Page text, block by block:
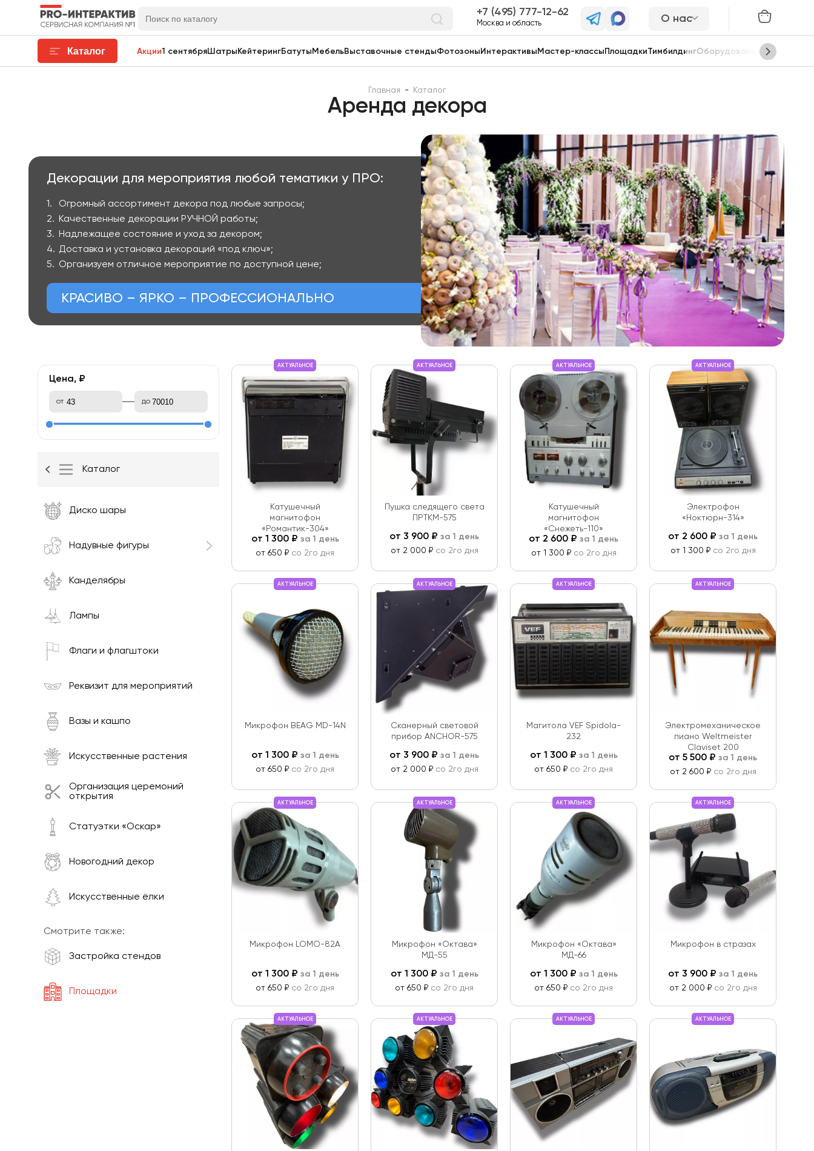
7 (495) 777-12-62
Москва и область О нас
Каталог Акции1 сентябряШатры КейтерингБатуты МебельВыставочные стендыФотозоны Интерактивы Мастер-классы ПлощадкиТимбилдингОборудование Сцены
Главная - Каталог
Аренда декора
Декорации для мероприятия любой тематики у ПРО:
Огромный ассортимент декора под любые запросы;
Качественные декорации РУЧНОЙ работы;
Надлежащее состояние и уход за декором;
Доставка и установка декораций «под ключ»;
Организуем отличное мероприятие по доступной цене;
КРАСИВО – ЯРКО – ПРОФЕССИОНАЛЬНО
Цена, ₽
от до
Каталог
Диско шары
Надувные фигуры
Канделябры
Лампы
Флаги и флагштоки
Реквизит для мероприятий
Вазы и кашпо
Искусственные растения
Организация церемоний
открытия
Статуэтки «Оскар»
Новогодний декор
Искусственные ёлки
Смотрите также:
Застройка стендов
Площадки
АКТУАЛЬНОЕ
Катушечный
магнитофон
«Романтик-304»
от 1 300₽ за 1 день
от 650 ₽ со 2го дня
АКТУАЛЬНОЕ
Пушка следящего света
ПРТКМ-575
от 3 900 ₽ за 1 день
от 2 000 ₽ со 2го дня
АКТУАЛЬНОЕ
Катушечный
магнитофон
«Снежеть-110»
от 2 600 ₽ за 1 день
от 1 300 ₽ со 2го дня
АКТУАЛЬНОЕ
Электрофон
«Ноктюрн-314»
от 2 600 ₽ за 1 день
от 1 300 ₽ со 2го дня
АКТУАЛЬНОЕ
Микрофон BEAG MD-14N
от 1 300₽ за 1 день
от 650 ₽ со 2го дня
АКТУАЛЬНОЕ
Сканерный световой
прибор ANCHOR-575
от 3 900 ₽ за 1 день
от 2 000 ₽ со 2го дня
АКТУАЛЬНОЕ
Магитола VEF Spidola-
232
от 1 300₽ за 1 день
от 650 ₽ со 2го дня
АКТУАЛЬНОЕ
Электромеханическое
пиано Weltmeister
Claviset 200
от 5 500 ₽ за 1 день
от 2 600 ₽ со 2го дня
АКТУАЛЬНОЕ
Микрофон LOMO-82A
от 1 300₽ за 1 день
от 650 ₽ со 2го дня
АКТУАЛЬНОЕ
Микрофон «Октава»
МД-55
от 1 300₽ за 1 день
от 650 ₽ со 2го дня
АКТУАЛЬНОЕ
Микрофон «Октава»
МД-66
от 1 300₽ за 1 день
от 650 ₽ со 2го дня
АКТУАЛЬНОЕ
Микрофон в стразах
от 3 900 ₽ за 1 день
от 2 000 ₽ со 2го дня
АКТУАЛЬНОЕ АКТУАЛЬНОЕ АКТУАЛЬНОЕ АКТУАЛЬНОЕ